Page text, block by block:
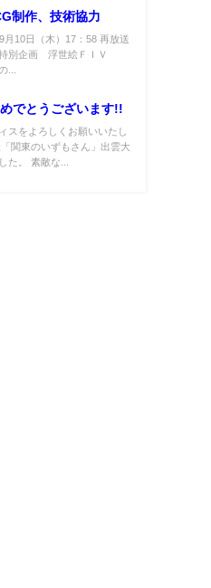
制作、技術協力
10日（木）17：58 再放送
別企画 浮世絵ＦＩＶ
...
でとうございます!!
スをよろしくお願いいたし
関東のいずもさん」出雲大
た。 素敵な...